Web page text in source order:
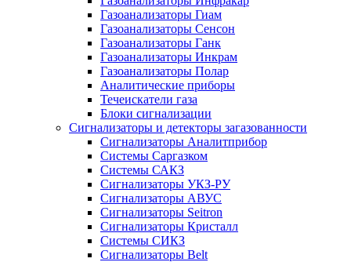
Газоанализаторы Гиам
Газоанализаторы Сенсон
Газоанализаторы Ганк
Газоанализаторы Инкрам
Газоанализаторы Полар
Аналитические приборы
Течеискатели газа
Блоки сигнализации
Сигнализаторы и детекторы загазованности
Сигнализаторы Аналитприбор
Системы Саргазком
Системы САКЗ
Сигнализаторы УКЗ-РУ
Сигнализаторы АВУС
Сигнализаторы Seitron
Сигнализаторы Кристалл
Системы СИКЗ
Сигнализаторы Belt